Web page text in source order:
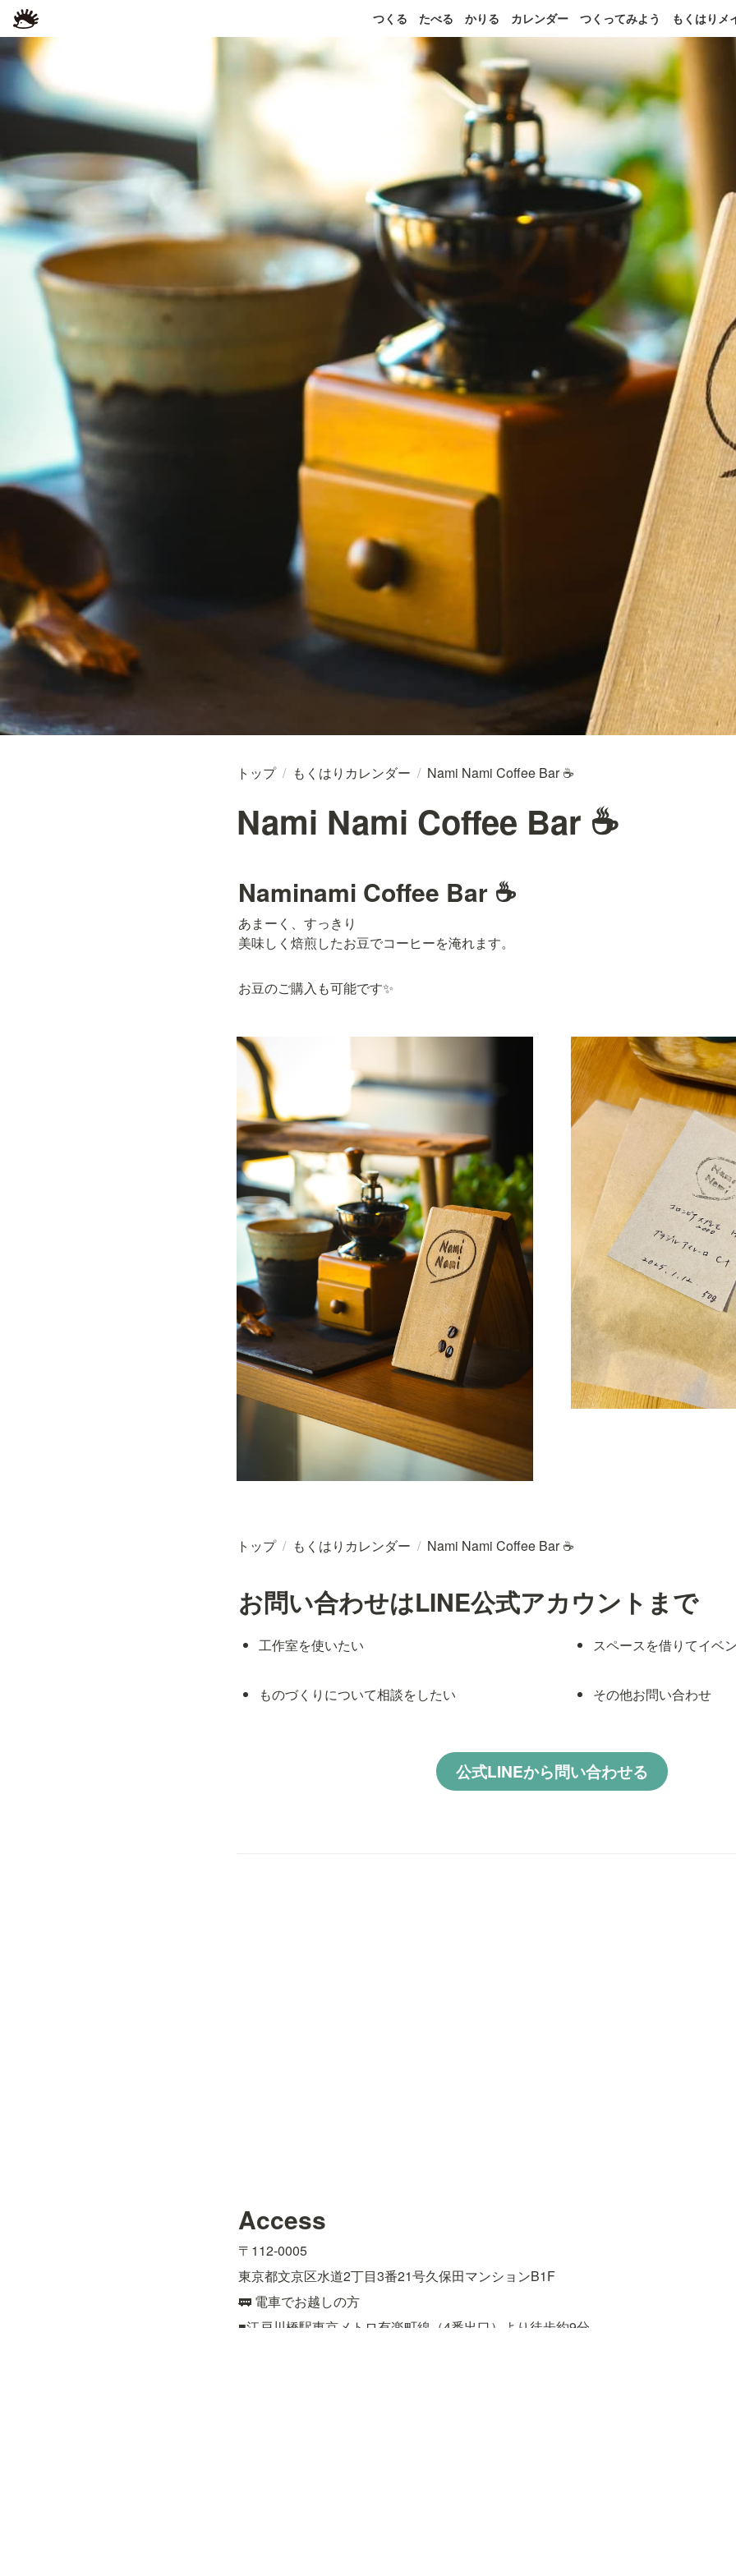
つくる たべる かりる カレンダー つくってみよう もくはりメ
トップ / もくはりカレンダー / Nami Nami Coffee Bar ☕
Nami Nami Coffee Bar ☕
Naminami Coffee Bar ☕
あまーく、すっきり
美味しく焙煎したお豆でコーヒーを淹れます。
お豆のご購入も可能です✨️
トップ / もくはりカレンダー / Nami Nami Coffee Bar ☕
お問い合わせはLINE公式アカウントまで
工作室を使いたい スペースを借りてイベ
ものづくりについて相談をしたい その他お問い合わせ
公式LINEから問い合わせる
Access
〒112-0005
東京都文京区水道2丁目3番21号久保田マンションB1F
🚃 電車でお越しの方
■江戸川橋駅東京メトロ有楽町線（4番出口）より徒歩約9分